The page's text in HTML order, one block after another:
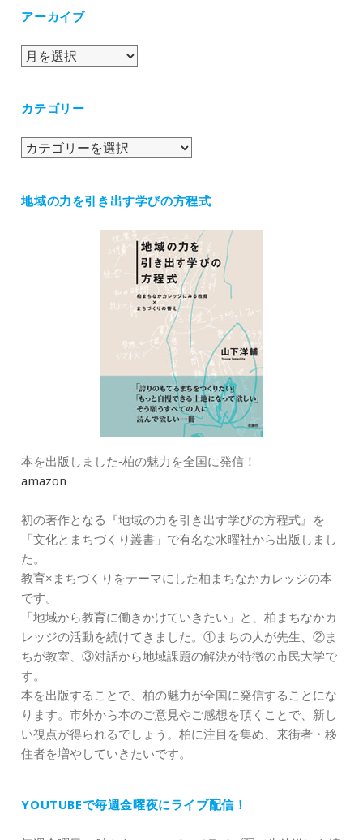
アーカイブ
ア
イ
カテゴリー
カ
リ
地域の力を引き出す学びの方程式
本を出版しました‐柏の魅力を全国に発信！
amazon
初の著作となる『地域の力を引き出す学びの方程式』を
「文化とまちづくり叢書」で有名な水曜社から出版しまし
た。
教育×まちづくりをテーマにした柏まちなかカレッジの本
です。
「地域から教育に働きかけていきたい」と、柏まちなかカ
レッジの活動を続けてきました。①まちの人が先生、②ま
ちが教室、③対話から地域課題の解決が特徴の市民大学で
す。
本を出版することで、柏の魅力が全国に発信することにな
ります。市外から本のご意見やご感想を頂くことで、新し
い視点が得られるでしょう。柏に注目を集め、来街者・移
住者を増やしていきたいです。
YOUTUBEで毎週金曜夜にライブ配信！